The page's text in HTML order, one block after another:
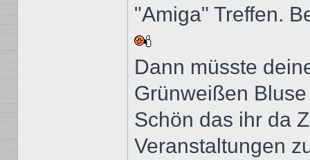
"Amiga" Treffen.
Dann müsste
Grünweißen
Schön das ihr da
Veranstaltungen